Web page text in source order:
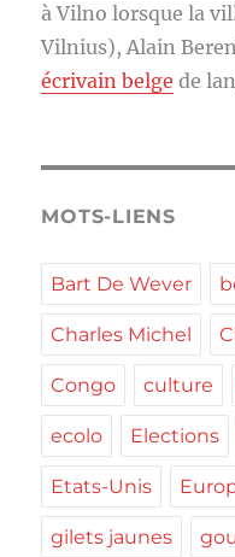
à Vilno lorsque la
Vilnius), Alain
écrivain belge de
MOTS-LIENS
Bart De Wever
Charles Michel
Congo culture
ecolo Elections
Etats-Unis
gilets jaunes